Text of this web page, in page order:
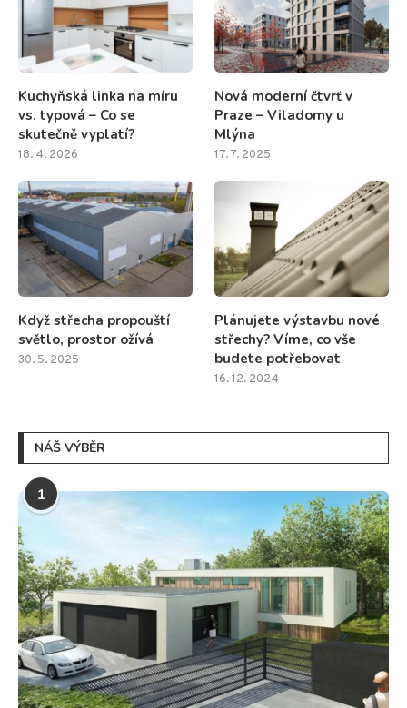
Kuchyňská linka na míru
vs. typová – Co se
skutečně vyplatí?
18. 4. 2026
Nová moderní čtvrť v
Praze – Viladomy u
Mlýna
17. 7. 2025
Když střecha propouští
světlo, prostor ožívá
30. 5. 2025
Plánujete výstavbu nové
střechy? Víme, co vše
budete potřebovat
16. 12. 2024
NÁŠ VÝBĚR
1